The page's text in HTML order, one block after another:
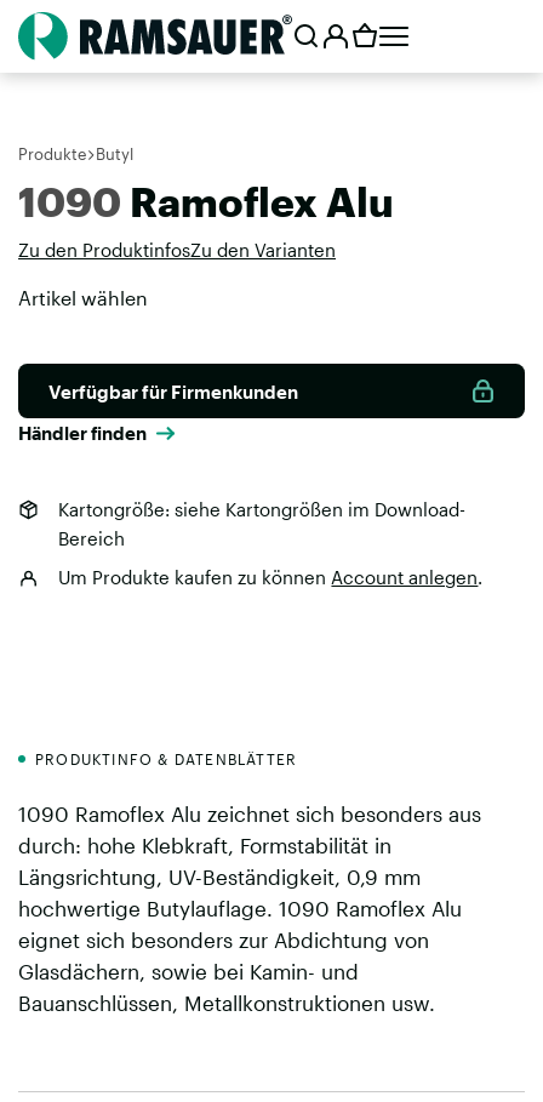
Produkte Butyl
1090 Ramoflex Alu
Zu den ProduktinfosZu den Varianten
Artikel wählen
Verfügbar für Firmenkunden
Händler finden
Kartongröße: siehe Kartongrößen im Download-
Bereich
Um Produkte kaufen zu können Account anlegen
PRODUKTINFO & DATENBLÄTTER
1090 Ramoflex Alu zeichnet sich besonders aus
durch: hohe Klebkraft, Formstabilität in
Längsrichtung, UV-Beständigkeit, 0,9 mm
hochwertige Butylauflage. 1090 Ramoflex Alu
eignet sich besonders zur Abdichtung von
Glasdächern, sowie bei Kamin- und
Bauanschlüssen, Metallkonstruktionen usw.